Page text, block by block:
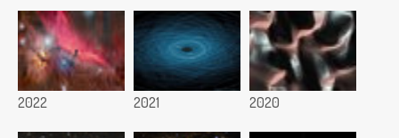
2022 2021 2020